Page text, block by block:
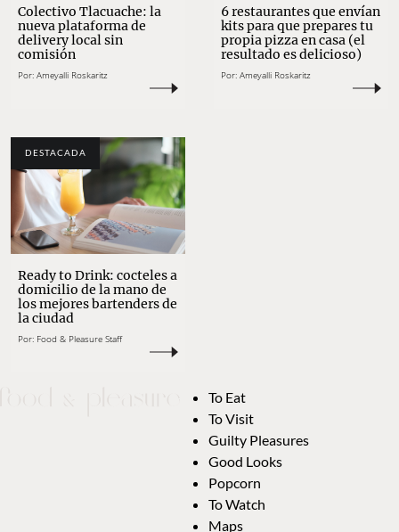
Colectivo Tlacuache: la
nueva plataforma de
delivery local sin
comisión
Por: Ameyalli Roskaritz
6 restaurantes que envían
kits para que prepares tu
propia pizza en casa (el
resultado es delicioso)
Por: Ameyalli Roskaritz
DESTACADA
Ready to Drink: cocteles a
domicilio de la mano de
los mejores bartenders de
la ciudad
Por: Food & Pleasure Staff
To Eat
To Visit
Guilty Pleasures
Good Looks
Popcorn
To Watch
Maps